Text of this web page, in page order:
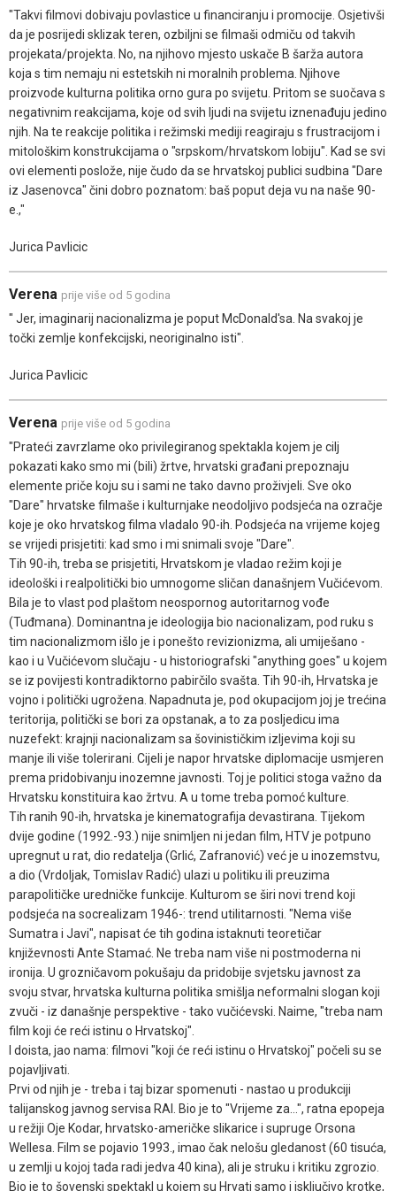
"Takvi filmovi dobivaju povlastice u financiranju i promocije. Osjetivši
da je posrijedi sklizak teren, ozbiljni se filmaši odmiču od takvih
projekata/projekta. No, na njihovo mjesto uskače B šarža autora
koja s tim nemaju ni estetskih ni moralnih problema. Njihove
proizvode kulturna politika orno gura po svijetu. Pritom se suočava s
negativnim reakcijama, koje od svih ljudi na svijetu iznenađuju jedino
njih. Na te reakcije politika i režimski mediji reagiraju s frustracijom i
mitološkim konstrukcijama o "srpskom/hrvatskom lobiju". Kad se svi
ovi elementi poslože, nije čudo da se hrvatskoj publici sudbina "Dare
iz Jasenovca" čini dobro poznatom: baš poput deja vu na naše 90-
e.,"
Jurica Pavlicic
Verena prije više od 5 godina
" Jer, imaginarij nacionalizma je poput McDonald'sa. Na svakoj je
točki zemlje konfekcijski, neoriginalno isti".
Jurica Pavlicic
Verena prije više od 5 godina
"Prateći zavrzlame oko privilegiranog spektakla kojem je cilj
pokazati kako smo mi (bili) žrtve, hrvatski građani prepoznaju
elemente priče koju su i sami ne tako davno proživjeli. Sve oko
"Dare" hrvatske filmaše i kulturnjake neodoljivo podsjeća na ozračje
koje je oko hrvatskog filma vladalo 90-ih. Podsjeća na vrijeme kojeg
se vrijedi prisjetiti: kad smo i mi snimali svoje "Dare".
Tih 90-ih, treba se prisjetiti, Hrvatskom je vladao režim koji je
ideološki i realpolitički bio umnogome sličan današnjem Vučićevom.
Bila je to vlast pod plaštom neospornog autoritarnog vođe
(Tuđmana). Dominantna je ideologija bio nacionalizam, pod ruku s
tim nacionalizmom išlo je i ponešto revizionizma, ali umiješano -
kao i u Vučićevom slučaju - u historiografski "anything goes" u kojem
se iz povijesti kontradiktorno pabirčilo svašta. Tih 90-ih, Hrvatska je
vojno i politički ugrožena. Napadnuta je, pod okupacijom joj je trećina
teritorija, politički se bori za opstanak, a to za posljedicu ima
nuzefekt: krajnji nacionalizam sa šovinističkim izljevima koji su
manje ili više tolerirani. Cijeli je napor hrvatske diplomacije usmjeren
prema pridobivanju inozemne javnosti. Toj je politici stoga važno da
Hrvatsku konstituira kao žrtvu. A u tome treba pomoć kulture.
Tih ranih 90-ih, hrvatska je kinematografija devastirana. Tijekom
dvije godine (1992.-93.) nije snimljen ni jedan film, HTV je potpuno
upregnut u rat, dio redatelja (Grlić, Zafranović) već je u inozemstvu,
a dio (Vrdoljak, Tomislav Radić) ulazi u politiku ili preuzima
parapolitičke uredničke funkcije. Kulturom se širi novi trend koji
podsjeća na socrealizam 1946-: trend utilitarnosti. "Nema više
Sumatra i Javi", napisat će tih godina istaknuti teoretičar
književnosti Ante Stamać. Ne treba nam više ni postmoderna ni
ironija. U grozničavom pokušaju da pridobije svjetsku javnost za
svoju stvar, hrvatska kulturna politika smišlja neformalni slogan koji
zvuči - iz današnje perspektive - tako vučićevski. Naime, "treba nam
film koji će reći istinu o Hrvatskoj".
I doista, jao nama: filmovi "koji će reći istinu o Hrvatskoj" počeli su se
pojavljivati.
Prvi od njih je - treba i taj bizar spomenuti - nastao u produkciji
talijanskog javnog servisa RAI. Bio je to "Vrijeme za…", ratna epopeja
u režiji Oje Kodar, hrvatsko-američke slikarice i supruge Orsona
Wellesa. Film se pojavio 1993., imao čak nelošu gledanost (60 tisuća,
u zemlji u kojoj tada radi jedva 40 kina), ali je struku i kritiku zgrozio.
Bio je to šovenski spektakl u kojem su Hrvati samo i isključivo krotke,